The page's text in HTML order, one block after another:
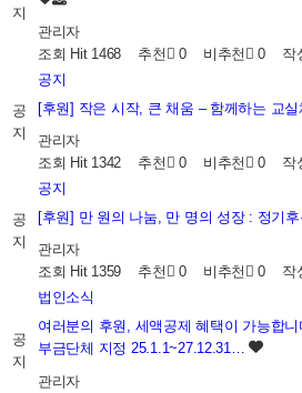
지
관리자
조회 Hit 1468 추천 0 비추천 0 작
공
지
공지
[후원] 작은 시작, 큰 채움 – 함께하는 교
관리자
조회 Hit 1342 추천 0 비추천 0 작
공
지
공지
[후원] 만 원의 나눔, 만 명의 성장 : 정기
관리자
조회 Hit 1359 추천 0 비추천 0 작
공
지
법인소식
여러분의 후원, 세액공제 혜택이 가능합
부금단체 지정 25.1.1~27.12.31…
관리자